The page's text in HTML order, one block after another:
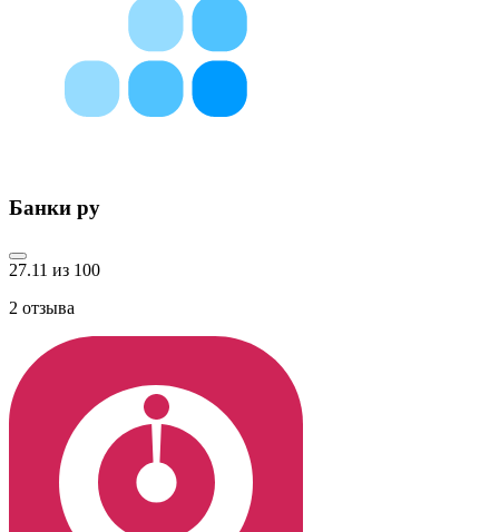
Банки ру
27.11 из 100
2 отзыва